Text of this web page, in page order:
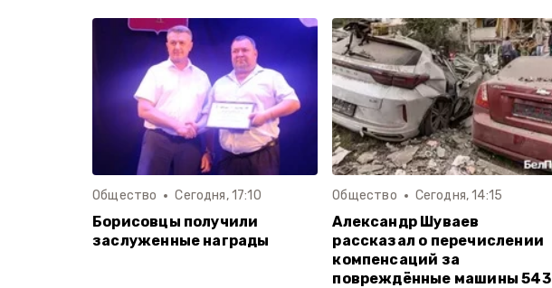
Общество Сегодня, 17:10
Борисовцы получили
заслуженные награды
Общество Сегодня, 14:15
Александр Шуваев
рассказал о перечислении
компенсаций за
повреждённые машины 543